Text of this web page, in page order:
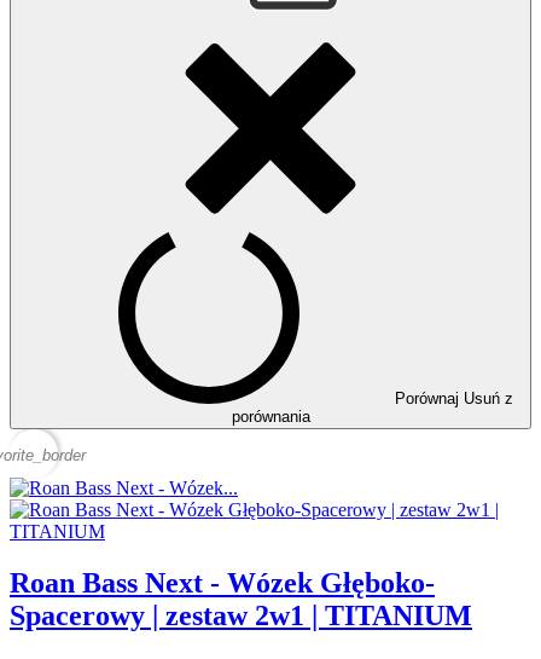
Porównaj Usuń z
porównania
Roan Bass Next - Wózek Głęboko-
Spacerowy | zestaw 2w1 | TITANIUM